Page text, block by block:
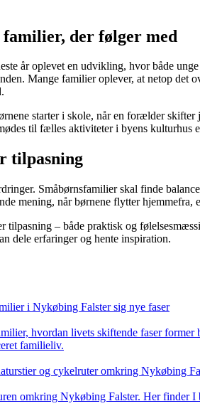
familier, der følger med
år oplevet en udvikling, hvor både
Mange familier oplever, at netop det
starter i skole, når en forælder
til fælles aktiviteter i byens kulturhus
tilpasning
Småbørnsfamilier skal finde
mening, når børnene flytter hjemmefra,
tilpasning – både praktisk og
dele erfaringer og hente inspiration.
i Nykøbing Falster sig nye faser
hvordan livets skiftende faser
familieliv.
og cykelruter omkring Nykøbing
omkring Nykøbing Falster. Her finder